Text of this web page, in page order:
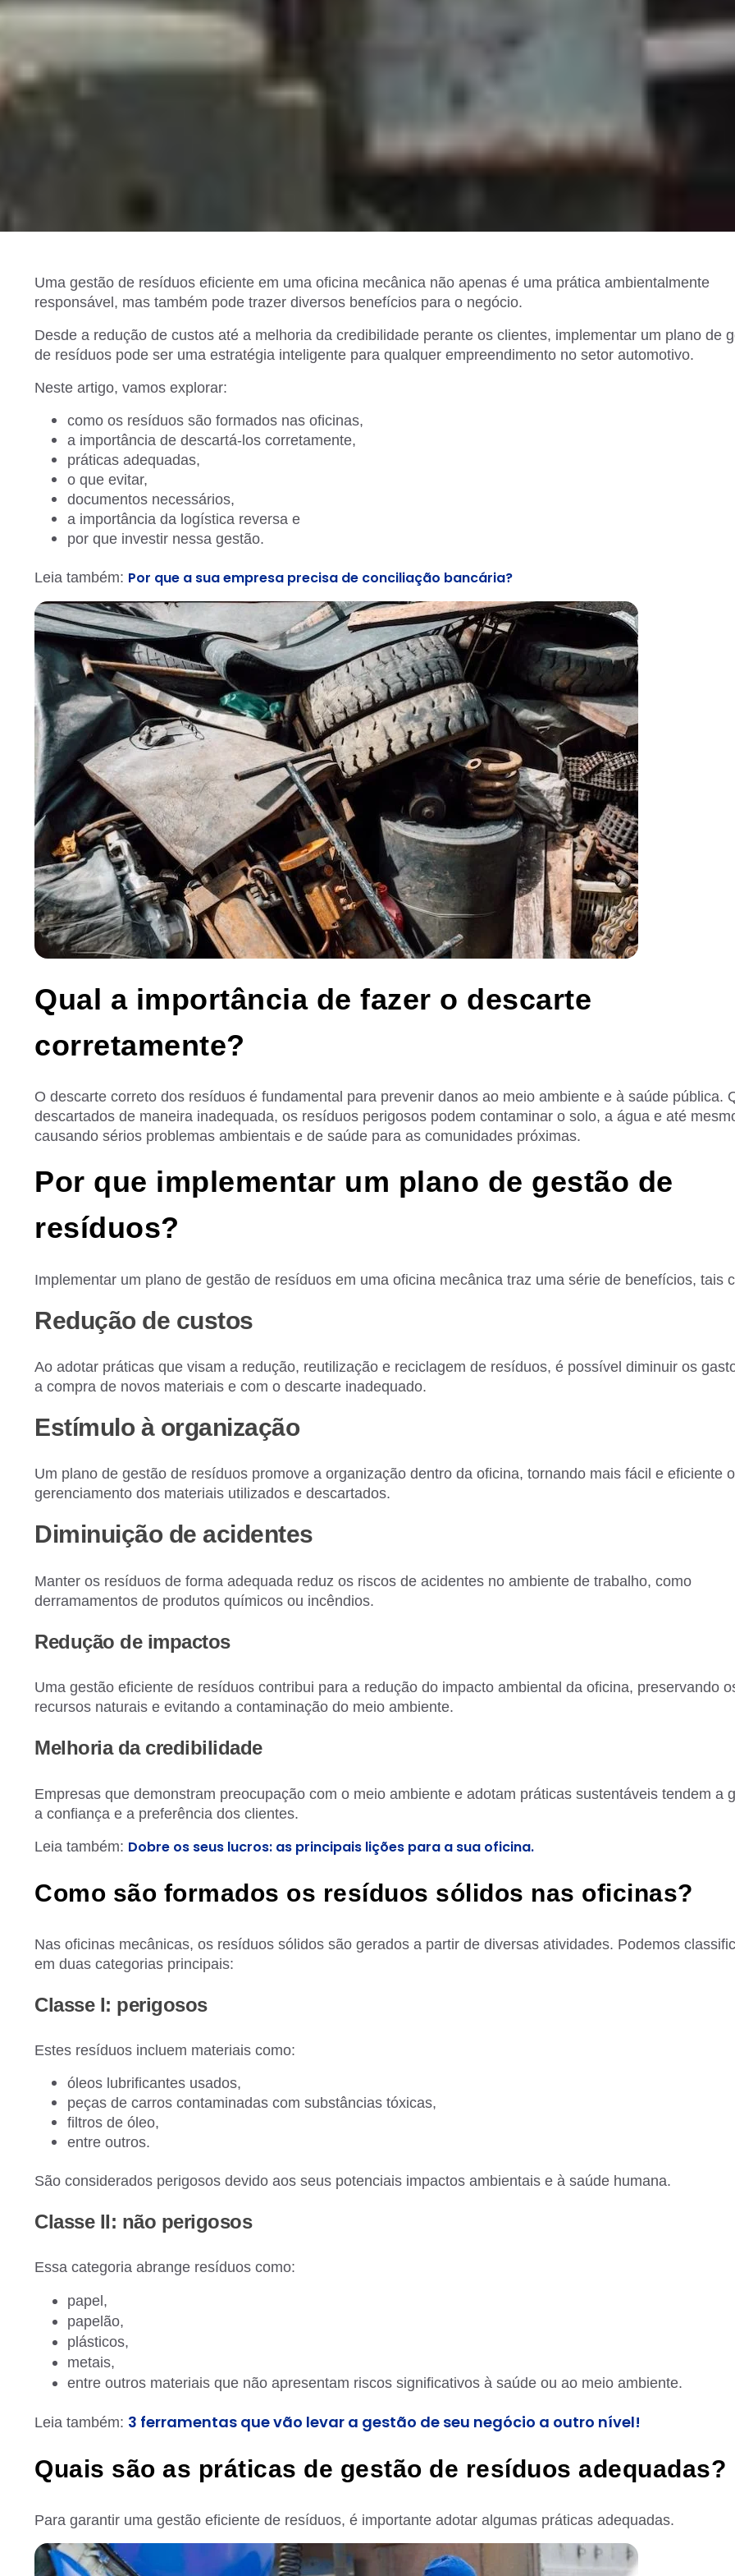
Uma gestão de resíduos eficiente em uma oficina mecânica não apenas é uma prática ambientalmente
responsável, mas também pode trazer diversos benefícios para o negócio.
Desde a redução de custos até a melhoria da credibilidade perante os clientes, implementar um plano de
de resíduos pode ser uma estratégia inteligente para qualquer empreendimento no setor automotivo.
Neste artigo, vamos explorar:
como os resíduos são formados nas oficinas,
a importância de descartá-los corretamente,
práticas adequadas,
o que evitar,
documentos necessários,
a importância da logística reversa e
por que investir nessa gestão.
Leia também: Por que a sua empresa precisa de conciliação bancária?
Qual a importância de fazer o descarte
corretamente?
O descarte correto dos resíduos é fundamental para prevenir danos ao meio ambiente e à saúde pública.
descartados de maneira inadequada, os resíduos perigosos podem contaminar o solo, a água e até
causando sérios problemas ambientais e de saúde para as comunidades próximas.
Por que implementar um plano de gestão de
resíduos?
Implementar um plano de gestão de resíduos em uma oficina mecânica traz uma série de benefícios, tais
Redução de custos
Ao adotar práticas que visam a redução, reutilização e reciclagem de resíduos, é possível diminuir os
a compra de novos materiais e com o descarte inadequado.
Estímulo à organização
Um plano de gestão de resíduos promove a organização dentro da oficina, tornando mais fácil e eficiente o
gerenciamento dos materiais utilizados e descartados.
Diminuição de acidentes
Manter os resíduos de forma adequada reduz os riscos de acidentes no ambiente de trabalho, como
derramamentos de produtos químicos ou incêndios.
Redução de impactos
Uma gestão eficiente de resíduos contribui para a redução do impacto ambiental da oficina, preservando
recursos naturais e evitando a contaminação do meio ambiente.
Melhoria da credibilidade
Empresas que demonstram preocupação com o meio ambiente e adotam práticas sustentáveis tendem a
a confiança e a preferência dos clientes.
Leia também: Dobre os seus lucros: as principais lições para a sua oficina.
Como são formados os resíduos sólidos nas oficinas?
Nas oficinas mecânicas, os resíduos sólidos são gerados a partir de diversas atividades. Podemos
em duas categorias principais:
Classe I: perigosos
Estes resíduos incluem materiais como:
óleos lubrificantes usados,
peças de carros contaminadas com substâncias tóxicas,
filtros de óleo,
entre outros.
São considerados perigosos devido aos seus potenciais impactos ambientais e à saúde humana.
Classe II: não perigosos
Essa categoria abrange resíduos como:
papel,
papelão,
plásticos,
metais,
entre outros materiais que não apresentam riscos significativos à saúde ou ao meio ambiente.
Leia também: 3 ferramentas que vão levar a gestão de seu negócio a outro nível!
Quais são as práticas de gestão de resíduos adequadas?
Para garantir uma gestão eficiente de resíduos, é importante adotar algumas práticas adequadas.